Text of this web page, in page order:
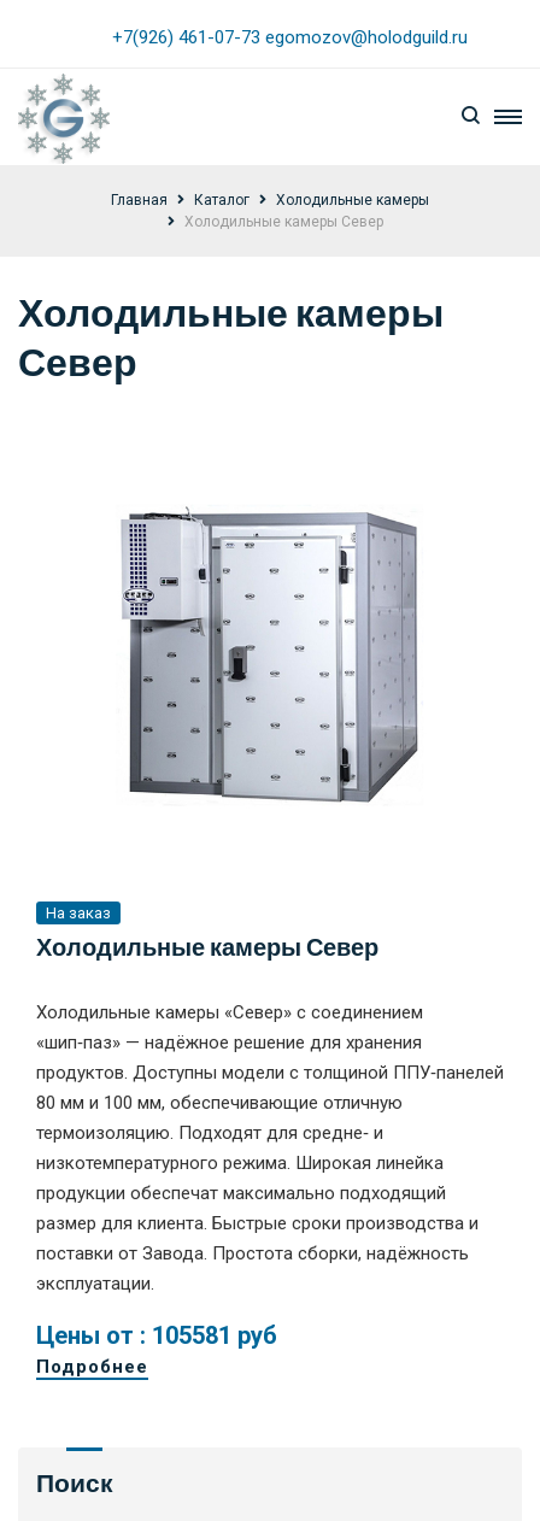
+7(926) 461-07-73 egomozov@holodguild.ru
Главная Каталог
Холодильные камеры
Холодильные камеры Север
Холодильные камеры
Север
На заказ
Холодильные камеры Север
Холодильные камеры «Север» с соединением
«шип‑паз» — надёжное решение для хранения
продуктов. Доступны модели с толщиной ППУ‑панелей
80 мм и 100 мм, обеспечивающие отличную
термоизоляцию. Подходят для средне‑ и
низкотемпературного режима. Широкая линейка
продукции обеспечат максимально подходящий
размер для клиента. Быстрые сроки производства и
поставки от Завода. Простота сборки, надёжность
эксплуатации.
Цены от : 105581 руб
Подробнее
Поиск